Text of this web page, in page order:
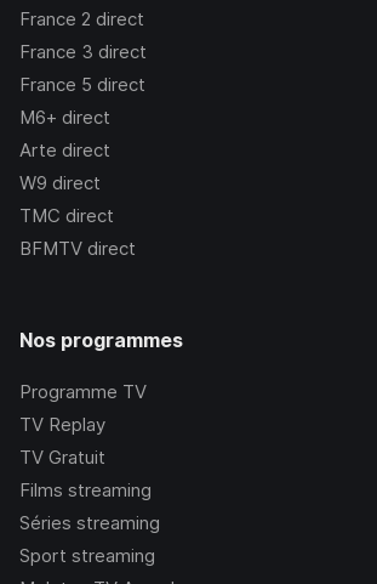
France 2 direct
France 3 direct
France 5 direct
M6+ direct
Arte direct
W9 direct
TMC direct
BFMTV direct
Nos programmes
Programme TV
TV Replay
TV Gratuit
Films streaming
Séries streaming
Sport streaming